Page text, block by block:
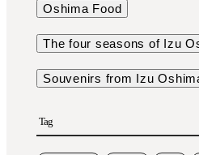
Oshima Food
The four seasons of Izu
Souvenirs from Izu
Tag